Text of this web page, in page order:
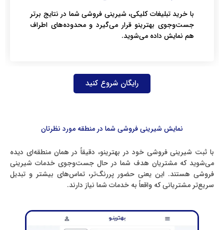
با خرید تبلیغات کلیکی، شیرینی فروشی شما در نتایج برتر
جست‌وجوی بهترینو قرار می‌گیرد و محدوده‌های اطراف
هم نمایش داده می‌شوید.
رایگان شروع کنید
نمایش شیرینی فروشی شما در منطقه مورد نظرتان
با ثبت شیرینی فروشی خود در بهترینو، دقیقاً در همان منطقه‌ای دیده
می‌شوید که مشتریان هدف شما در حال جست‌وجوی خدمات شیرینی
فروشی هستند. این یعنی حضور پررنگ‌تر، تماس‌های بیشتر و تبدیل
سریع‌تر مشتریانی که واقعاً به خدمات شما نیاز دارند.